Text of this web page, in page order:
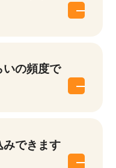
いの頻度で
みできます